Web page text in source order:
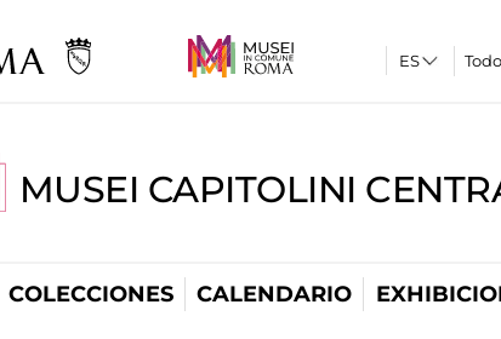
MUSEI CAPITOLINI
COLECCIONES CALENDARIO